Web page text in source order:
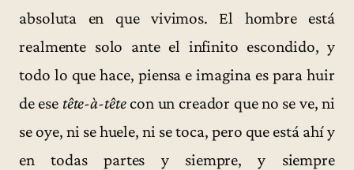
absoluta en que vivimos. El hombre está
realmente solo ante el infinito escondido, y
todo lo que hace, piensa e imagina es para huir
de ese tête-à-têtecon un creador que no se ve, ni
se oye, ni se huele, ni se toca, pero que está ahí y
en todas partes y siempre, y siempre